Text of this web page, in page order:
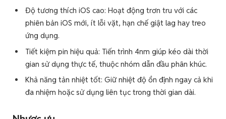
Độ tương thích iOS cao: Hoạt động trơn tru với các
phiên bản iOS mới, ít lỗi vặt, hạn chế giật lag hay treo
ứng dụng.
Tiết kiệm pin hiệu quả: Tiến trình 4nm giúp kéo dài thời
gian sử dụng thực tế, thuộc nhóm dẫn đầu phân khúc.
Khả năng tản nhiệt tốt: Giữ nhiệt độ ổn định ngay cả khi
đa nhiệm hoặc sử dụng liên tục trong thời gian dài.